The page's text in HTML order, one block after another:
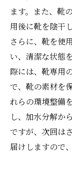
ます。また、靴
用後に靴を陰干
さらに、靴を使
い、清潔な状態
際には、靴専用
で、靴の素材を
れらの環境整備
し、加水分解か
ですが、次回は
届けしますので